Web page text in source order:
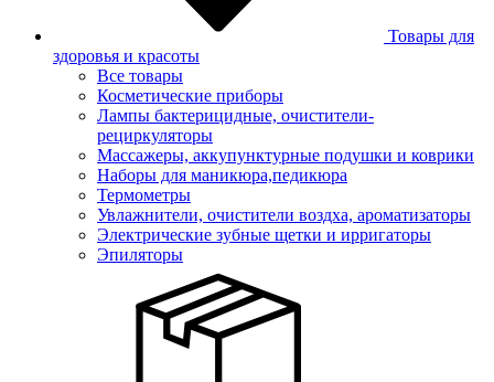
Товары для
здоровья и красоты
Все товары
Косметические приборы
Лампы бактерицидные, очистители-
рециркуляторы
Массажеры, аккупунктурные подушки и коврики
Наборы для маникюра,педикюра
Термометры
Увлажнители, очистители воздха, ароматизаторы
Электрические зубные щетки и ирригаторы
Эпиляторы